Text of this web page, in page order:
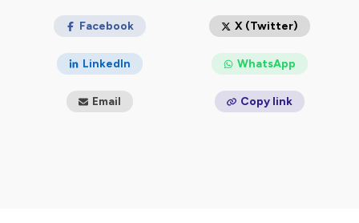
Facebook X (Twitter)
LinkedIn WhatsApp
Email Copy link